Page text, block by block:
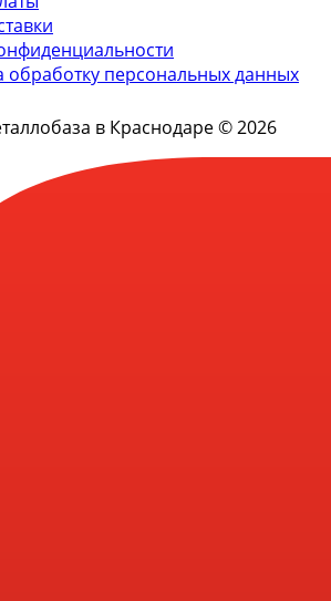
обработку персональных данных
в Краснодаре © 2026